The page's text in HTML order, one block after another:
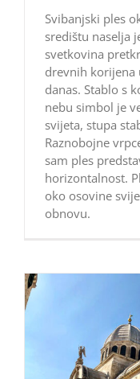
Svibanjski ples
središtu naselja
svetkovina
drevnih korijena
danas. Stablo s
nebu simbol je
svijeta, stupa
Raznobojne
sam ples
horizontalnost.
oko osovine
obnovu.